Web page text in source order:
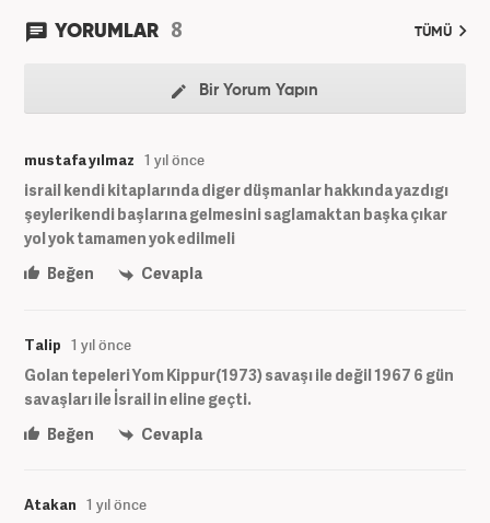
YORUMLAR 8 TÜMÜ
Bir Yorum Yapın
mustafa yılmaz 1 yıl önce
israil kendi kitaplarında diger düşmanlar hakkında yazdıgı
şeylerikendi başlarına gelmesini saglamaktan başka çıkar
yol yok tamamen yok edilmeli
Beğen
Cevapla
Talip 1 yıl önce
Golan tepeleri Yom Kippur(1973) savaşı ile değil 1967 6 gün
savaşları ile İsrail in eline geçti.
Beğen
Cevapla
Atakan 1 yıl önce